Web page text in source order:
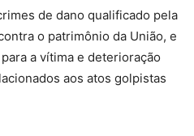
de dano qualificado pela
o patrimônio da União, e
a vítima e deterioração
aos atos golpistas